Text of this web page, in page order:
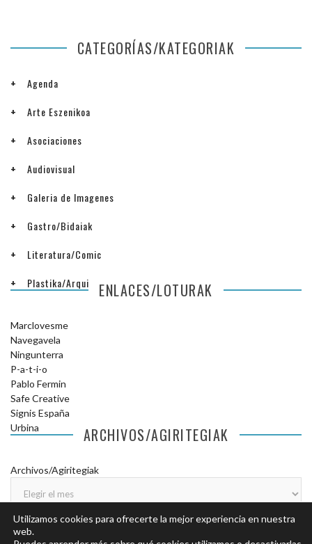
CATEGORÍAS/KATEGORIAK
Agenda
Arte Eszenikoa
Asociaciones
Audiovisual
Galeria de Imagenes
Gastro/Bidaiak
Literatura/Comic
Plastika/ArquitecturaENLACES/LOTURAK
Marclovesme
Navegavela
Ningunterra
P-a-t-i-o
Pablo Fermin
Safe Creative
Signis España
Urbina
ARCHIVOS/AGIRITEGIAK
Archivos/Agiritegiak
Utilizamos cookies para ofrecerte la mejor experiencia en nuestra
web.